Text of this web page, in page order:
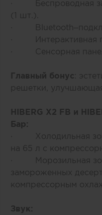
· Беспроводная
(1 шт.).
·
· Интерактивная
· Сенсорная
Главный бонус :
решетки, улучшающая
HIBERG X2 FB и
Бар:
· Холодильная
на 65 л с
· Морозильная
замороженных
компрессорным
Звук: